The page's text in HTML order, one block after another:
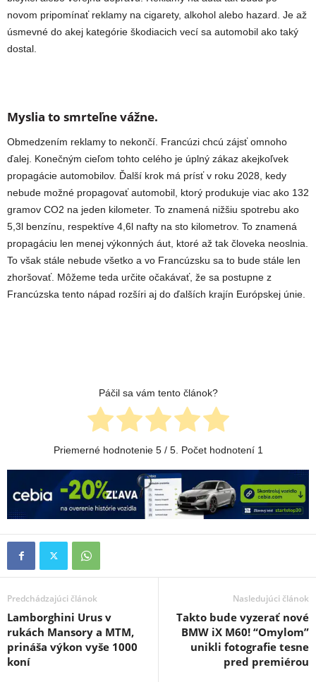
novom pripomínať reklamy na cigarety, alkohol alebo hazard. Je až
úsmevné do akej kategórie škodiacich vecí sa automobil ako taký
dostal.
Myslia to smrteľne vážne.
Obmedzením reklamy to nekončí. Francúzi chcú zájsť omnoho
ďalej. Konečným cieľom tohto celého je úplný zákaz akejkoľvek
propagácie automobilov. Ďalší krok má prísť v roku 2028, kedy
nebude možné propagovať automobil, ktorý produkuje viac ako 132
gramov CO2 na jeden kilometer. To znamená nižšiu spotrebu ako
5,3l benzínu, respektíve 4,6l nafty na sto kilometrov. To znamená
propagáciu len menej výkonných áut, ktoré až tak človeka neoslnia.
To však stále nebude všetko a vo Francúzsku sa to bude stále len
zhoršovať. Môžeme teda určite očakávať, že sa postupne z
Francúzska tento nápad rozšíri aj do ďalších krajín Európskej únie.
Páčil sa vám tento článok?
Priemerné hodnotenie 5/ 5. Počet hodnotení 1
Predchádzajúci článok
Lamborghini Urus v
rukách Mansory a MTM,
prináša výkon vyše 1000
koní
Nasledujúci článok
Takto bude vyzerať nové
BMW iX M60! “Omylom”
unikli fotografie tesne
pred premiérou